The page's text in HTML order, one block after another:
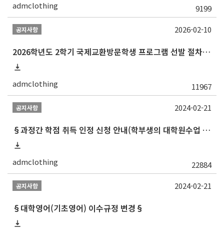
admclothing 9199
공지사항
2026학년도 2학기 국제교환방문학생 프로그램 선발 절차 안내
admclothing 11967
2026-02-10
공지사항
§과정간 학점 취득 인정 신청 안내(학부생의 대학원수업 수강 허가 및 학부학점 인정)§
admclothing 22884
2024-02-21
공지사항
§대학영어(기초영어) 이수규정 변경§
2024-02-21